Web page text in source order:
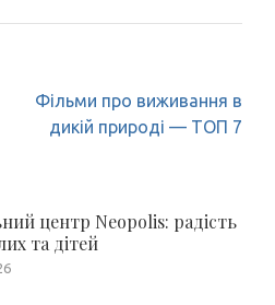
Фільми про виживання в
дикій природі — ТОП 7
центр Neopolis: радість
та дітей